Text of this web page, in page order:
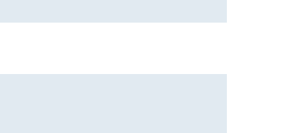
Giorgio Brunello